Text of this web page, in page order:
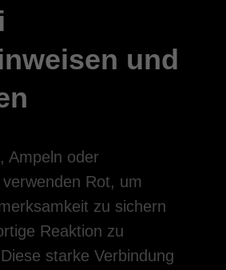
und
Ampeln oder
Rot, um
zu sichern
Reaktion zu
starke Verbindung